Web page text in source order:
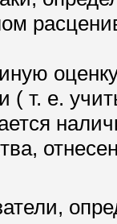
( т. е.